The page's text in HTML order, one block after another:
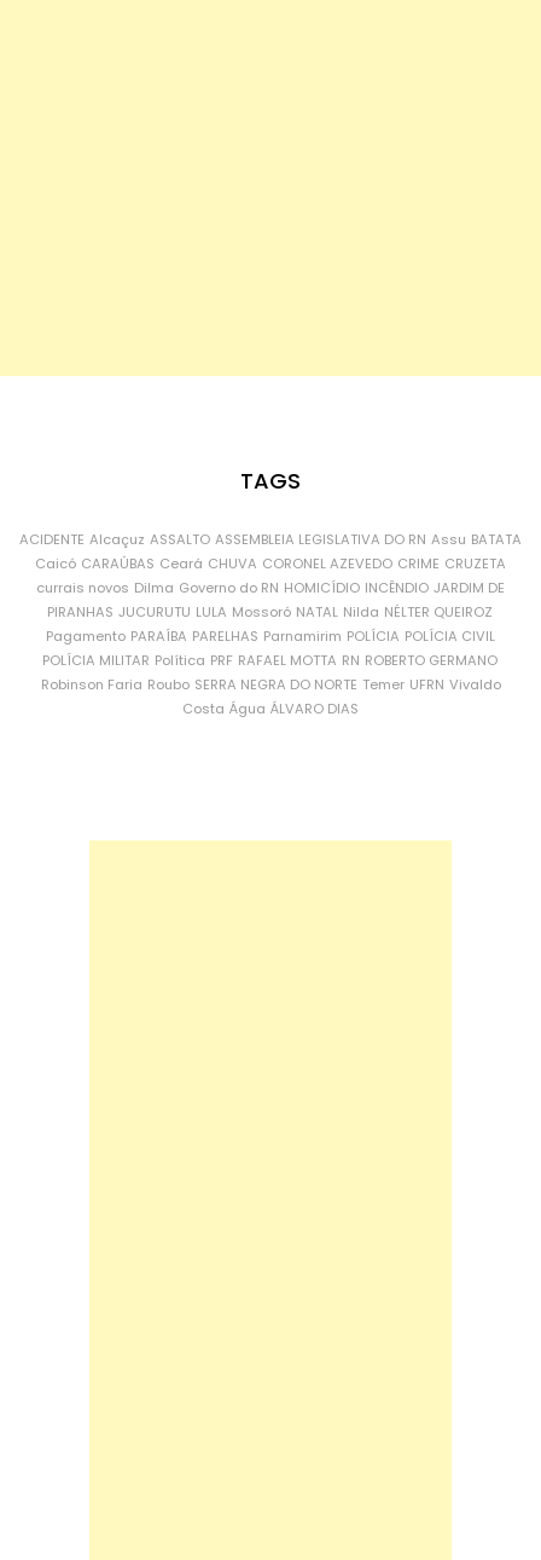
TAGS
ACIDENTE Alcaçuz ASSALTO ASSEMBLEIA LEGISLATIVA DO RN Assu BATATA
Caicó CARAÚBAS Ceará CHUVA CORONEL AZEVEDO CRIME CRUZETA
currais novos Dilma Governo do RN HOMICÍDIO INCÊNDIO JARDIM DE
PIRANHAS JUCURUTU LULA Mossoró NATAL Nilda NÉLTER QUEIROZ
Pagamento PARAÍBA PARELHAS Parnamirim POLÍCIA POLÍCIA CIVIL
POLÍCIA MILITAR Política PRF RAFAEL MOTTA RN ROBERTO GERMANO
Robinson Faria Roubo SERRA NEGRA DO NORTE Temer UFRN Vivaldo
Costa Água ÁLVARO DIAS